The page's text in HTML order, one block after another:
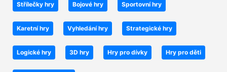
Střílečky hry Bojové hry Sportovní hry
Karetní hry Vyhledání hry Strategické hry
Logické hry 3D hry Hry pro dívky Hry pro děti